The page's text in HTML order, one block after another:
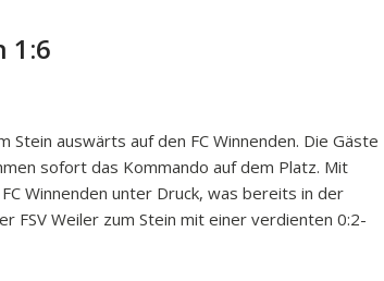
1:6
Stein auswärts auf den FC Winnenden. Die Gäste
sofort das Kommando auf dem Platz. Mit
Winnenden unter Druck, was bereits in der
FSV Weiler zum Stein mit einer verdienten 0:2-